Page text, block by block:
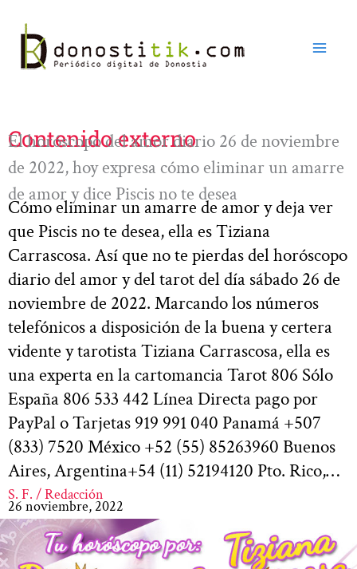
contenido
Contenido externo
El horóscopo del amor diario 26 de noviembre
de 2022, hoy expresa cómo eliminar un amarre
de amor y dice Piscis no te desea
Cómo eliminar un amarre de amor y deja ver
que Piscis no te desea, ella es Tiziana
Carrascosa. Así que no te pierdas del horóscopo
diario del amor y del tarot del día sábado 26 de
noviembre de 2022. Marcando los números
telefónicos a disposición de la buena y certera
vidente y tarotista Tiziana Carrascosa, ella es
una experta en la cartomancia Tarot 806 Sólo
España 806 533 442 Línea Directa pago por
PayPal o Tarjetas 919 991 040 Panamá +507
(833) 7520 México +52 (55) 85263960 Buenos
Aires, Argentina+54 (11) 52194120 Pto. Rico,…
S. F. / Redacción
26 noviembre, 2022